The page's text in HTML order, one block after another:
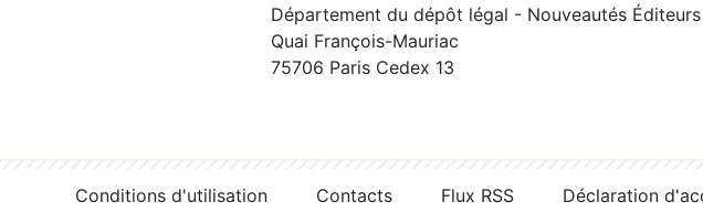
Département du dépôt légal - Nouveautés Éditeurs
Quai François-Mauriac
75706 Paris Cedex 13
Conditions d'utilisation Contacts Flux RSS Déclaration